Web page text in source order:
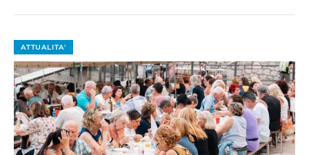
ATTUALITA'